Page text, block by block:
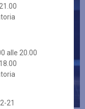
alle 20.00
21